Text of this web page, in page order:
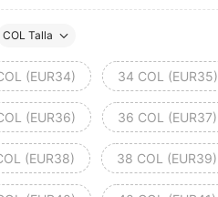
COL Talla
(EUR34) 34 COL (EUR35)
(EUR36) 36 COL (EUR37)
(EUR38) 38 COL (EUR39)